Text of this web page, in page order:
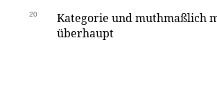
20
Kategorie und muthmaßlich
überhaupt